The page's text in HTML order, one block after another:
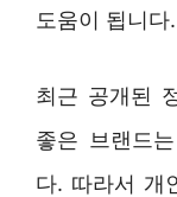
도움이 됩니다.
최근 공개된
좋은 브랜드
다. 따라서 개